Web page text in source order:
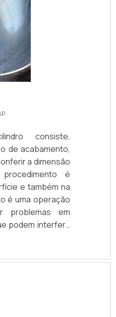
consiste,
de acabamento,
a dimensão
é
e também na
é uma operação
problemas em
podem interferir
equipamento,
problemas no
desse tipo de